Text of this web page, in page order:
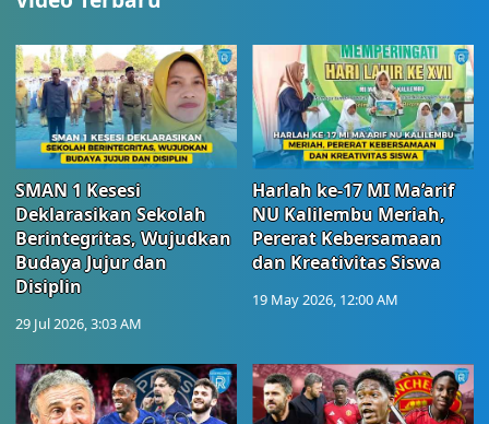
SMAN 1 Kesesi
Deklarasikan Sekolah
Berintegritas, Wujudkan
Budaya Jujur dan
Disiplin
29 Jul 2026, 3:03 AM
Harlah ke-17 MI Ma’arif
NU Kalilembu Meriah,
Pererat Kebersamaan
dan Kreativitas Siswa
19 May 2026, 12:00 AM